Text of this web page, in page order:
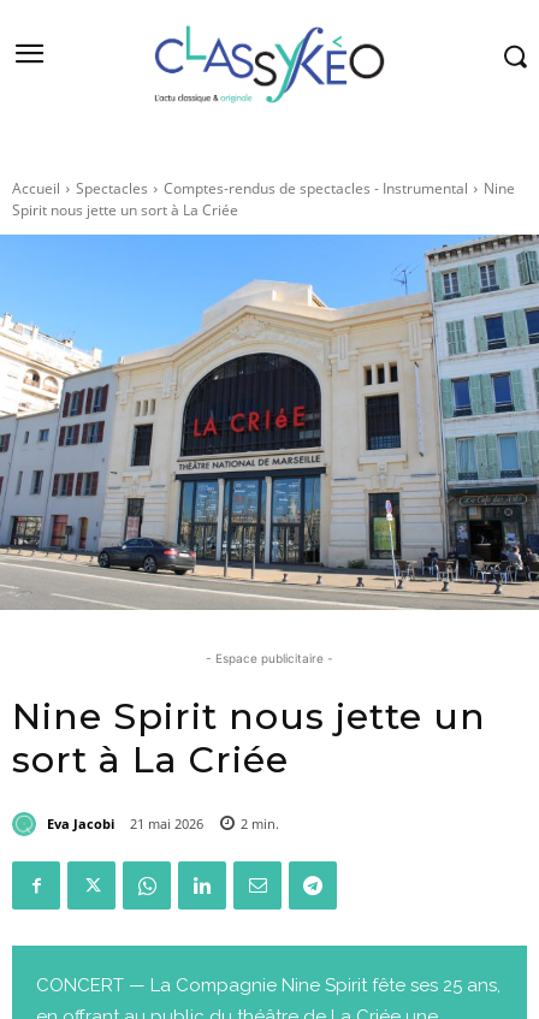
Accueil Spectacles Comptes-rendus de spectacles - Instrumental
Nine
Spirit nous jette un sort à La Criée
- Espace publicitaire -
Nine Spirit nous jette un
sort à La Criée
Eva Jacobi 21 mai 2026 2 min.
CONCERT — La Compagnie Nine Spirit fête ses 25 ans,